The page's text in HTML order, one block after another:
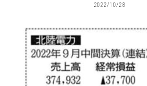
2022/10/28